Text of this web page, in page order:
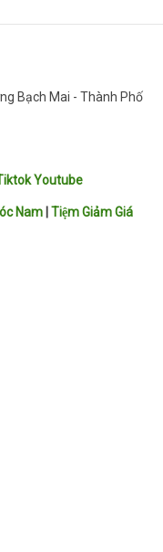
Bạch Mai - Thành Phố
Youtube
Nam Tiệm Giảm Giá